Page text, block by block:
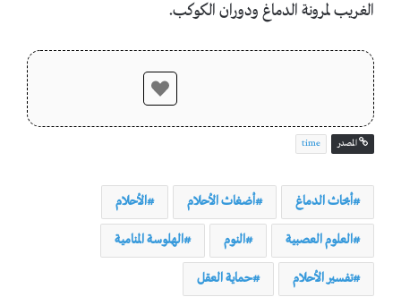
الغريب لمرونة الدماغ ودوران الكوكب.
المصدر time
أبحاث الدماغ أضغاث الأحلام الأحلام
العلوم العصبية النوم الهلوسة المنامية
تفسير الأحلام حماية العقل